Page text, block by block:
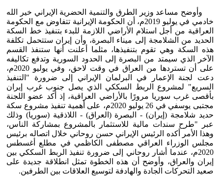
وأوضح مساعد وزير الطرق والتنمية الحضرية الإيراني خير الله
خادمي في يوليو 2019م، أن الحكومة الإيرانية تتفاوض مع الحكومة
العراقية من أجل استلام الأراضي اللازمة للبدء بتنفيذ خط السكة
الحديد من الشلامجة إلى ميناء البصرة، وأن إيران ستتحمل تكلفة
هذه السكة وهي تقوم بتنفيذها، مثلما أعلنت أنها ستنفذ القسم
الآخر الذي سيمتد من البصرة إلى الحدود السورية وتدفع تكاليفه
على أن تستردها من العراق في وقت لاحق، وفي يوليو 2020م،
دعت لجنة الإعمار في البرلمان الإيراني إلى ضرورة "التنفيذ
السريع" لمشروع الربط السككي الذي يصل جنوب غرب إيران
بأقصى غرب سوريا مرورًا بالأراضي العراقية، إذ أكد عضو اللجنة
مجتبى يوسفي في 26 يوليو 2020م، على أهمية تنفيذ مشروع سكة
حديد شلامجة (إيران) - البصرة (العراق) - اللاذقية (سوريا) وذلك
عبر "طرح سندات مالية للاستثمار بالمشروع بمشاركة الناس،
وهذا الأمر أكده الرئيس الإيراني حسن روحاني خلال اتصاله برئيس
مجلس الوزراء العراقي مصطفى الكاظمي في مطلع أغسطس
2020م، عندما أشار روحاني إلى ضرورة تنفيذ الربط السككي بين
إيران والعراق، وأوضح أن هذه الخطوة تمثل انطلاقة جديدة على
صعيد التحركات الجادة والهادفة لتوسيع العلاقات بين الطرفين.